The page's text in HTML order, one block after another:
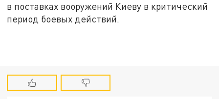
в поставках вооружений Киеву в критический
период боевых действий.